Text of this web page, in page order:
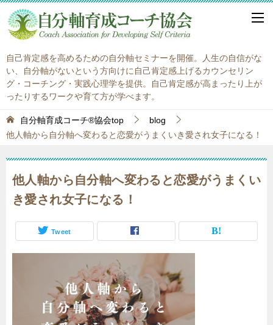
自己肯定感を高めるための自分軸セミナーを開催。人生の自信がな
い、自分軸がないという方向けに自己肯定感上げるカウンセリン
グ・コーチング・実践心理学を提供。自己肯定感が高まったり上が
ったりするワークや育て方が学べます。
自分軸育成コーチ®協会top
blog
他人軸から自分軸へ変わると恋愛がうまくいき愛され女子になる！
他人軸から自分軸へ変わると恋愛がうまくい
き愛され女子になる！
Tweet